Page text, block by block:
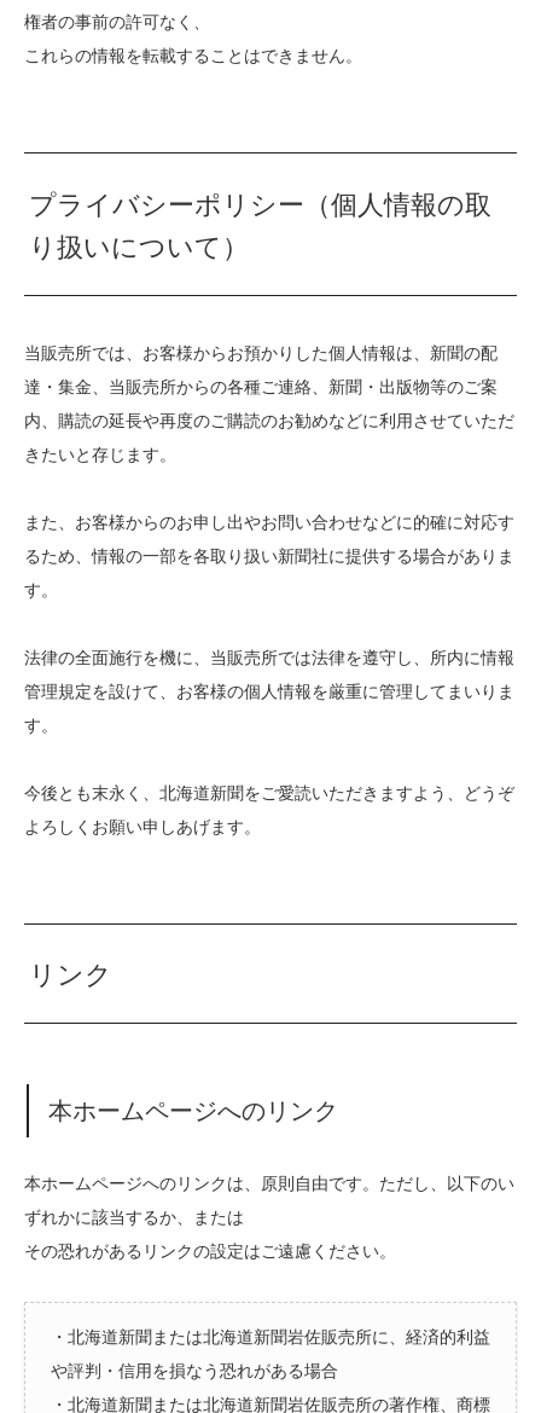
権者の事前の許可なく、
これらの情報を転載することはできません。
プライバシーポリシー（個人情報の取
り扱いについて）
当販売所では、お客様からお預かりした個人情報は、新聞の配
達・集金、当販売所からの各種ご連絡、新聞・出版物等のご案
内、購読の延長や再度のご購読のお勧めなどに利用させていただ
きたいと存じます。
また、お客様からのお申し出やお問い合わせなどに的確に対応す
るため、情報の一部を各取り扱い新聞社に提供する場合がありま
す。
法律の全面施行を機に、当販売所では法律を遵守し、所内に情報
管理規定を設けて、お客様の個人情報を厳重に管理してまいりま
す。
今後とも末永く、北海道新聞をご愛読いただきますよう、どうぞ
よろしくお願い申しあげます。
リンク
本ホームページへのリンク
本ホームページへのリンクは、原則自由です。ただし、以下のい
ずれかに該当するか、または
その恐れがあるリンクの設定はご遠慮ください。
・北海道新聞または北海道新聞岩佐販売所に、経済的利益
や評判・信用を損なう恐れがある場合
・北海道新聞または北海道新聞岩佐販売所の著作権、商標